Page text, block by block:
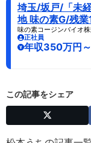
埼玉/坂戸/「未
地 味の素G/残
味の素コージンバイオ
正社員
年収350万円
この記事をシェア